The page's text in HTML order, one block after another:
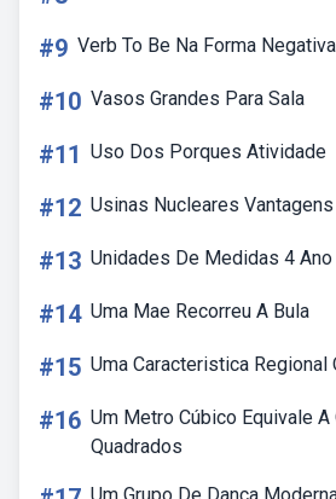
#9 Verb To Be Na Forma Negativa
#10 Vasos Grandes Para Sala
#11 Uso Dos Porques Atividade
#12 Usinas Nucleares
#13 Unidades De Medidas 4 Ano
#14 Uma Mae Recorreu A Bula
#15 Uma Caracteristica Regional
#16 Um Metro Cúbico Equivale
Quadrados